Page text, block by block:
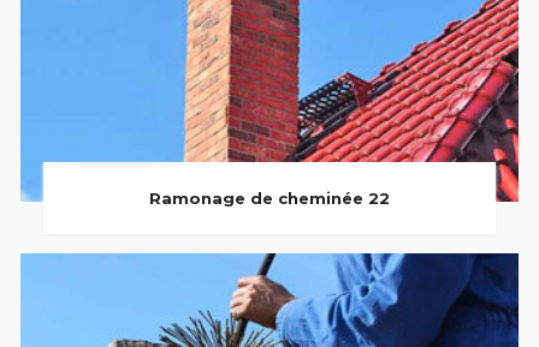
Ramonage de cheminée 22